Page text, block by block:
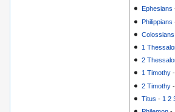
Ephesians
Philippians
Colossians
1
2
1 Timothy
2 Timothy
Titus - 1 2